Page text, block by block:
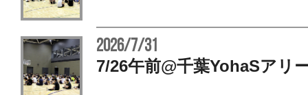
2026/7/31
7/26午前@千葉YohaSア